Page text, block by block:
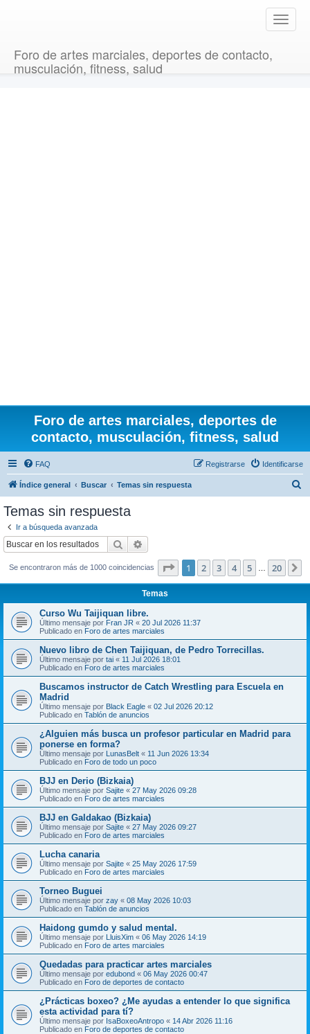
T
o
Foro de artes marciales, deportes de contacto,
musculación, fitness, salud
Foro de artes marciales, deportes de
contacto, musculación, fitness, salud
FAQ Identificarse
Registrarse
Índice general Buscar Temas sin respuesta
Temas sin respuesta
Ir a búsqueda avanzada
Buscar
Se encontraron más de 1000 coincidencias Página de 20
1 2 3 4 5 20
Temas
Curso Wu Taijiquan libre.
Último mensaje por Fran JR « 20 Jul 2026 11:37
Publicado en Foro de artes marciales
Nuevo libro de Chen Taijiquan, de Pedro Torrecillas.
Último mensaje por tai « 11 Jul 2026 18:01
Publicado en Foro de artes marciales
Buscamos instructor de Catch Wrestling para Escuela en
Madrid
Último mensaje por Black Eagle « 02 Jul 2026 20:12
Publicado en Tablón de anuncios
¿Alguien más busca un profesor particular en Madrid para
ponerse en forma?
Último mensaje por LunasBelt « 11 Jun 2026 13:34
Publicado en Foro de todo un poco
BJJ en Derio (Bizkaia)
Último mensaje por Sajite « 27 May 2026 09:28
Publicado en Foro de artes marciales
BJJ en Galdakao (Bizkaia)
Último mensaje por Sajite « 27 May 2026 09:27
Publicado en Foro de artes marciales
Lucha canaria
Último mensaje por Sajite « 25 May 2026 17:59
Publicado en Foro de artes marciales
Torneo Buguei
Último mensaje por zay « 08 May 2026 10:03
Publicado en Tablón de anuncios
Haidong gumdo y salud mental.
Último mensaje por LluisXim « 06 May 2026 14:19
Publicado en Foro de artes marciales
Quedadas para practicar artes marciales
Último mensaje por edubond « 06 May 2026 00:47
Publicado en Foro de deportes de contacto
¿Prácticas boxeo? ¿Me ayudas a entender lo que significa
esta actividad para tí?
Último mensaje por IsaBoxeoAntropo « 14 Abr 2026 11:16
Publicado en Foro de deportes de contacto